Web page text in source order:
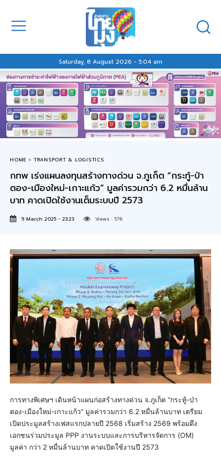
Saturday, 8 August 2026 - 5:04 am
HOME TRANSPORT & LOGISTICS
กทพ เร่งแผนลงทุนสร้างทางด่วน จ.ภูเก็ต “กระทู้-ป่า
ตอง-เมืองใหม่-เกาะแก้ว” มูลค่ารวมกว่า 6.2 หมื่นล้าน
บาท คาดเปิดใช้งานเต็มระบบปี 2573
9 March 2025 - 23:23 Views : 576
การทางพิเศษฯ เดินหน้าแผนก่อสร้างทางด่วน จ.ภูเก็ต “กระทู้-ป่า
ตอง-เมืองใหม่-เกาะแก้ว” มูลค่ารวมกว่า 6.2 หมื่นล้านบาท เตรียม
เปิดประมูลสร้างเฟสแรกปลายปี 2568 เริ่มสร้าง 2569 พร้อมดึง
เอกชนร่วมประมูล PPP งานระบบและการบริหารจัดการ (OM)
มูลค่า กว่า 2 หมื่นล้านบาท คาดเปิดใช้งานปี 2573